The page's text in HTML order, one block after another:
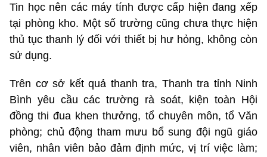
Tin học nên các máy tính được cấp hiện đang xếp
tại phòng kho. Một số trường cũng chưa thực hiện
thủ tục thanh lý đối với thiết bị hư hỏng, không còn
sử dụng.
Trên cơ sở kết quả thanh tra, Thanh tra tỉnh Ninh
Bình yêu cầu các trường rà soát, kiện toàn Hội
đồng thi đua khen thưởng, tổ chuyên môn, tổ Văn
phòng; chủ động tham mưu bổ sung đội ngũ giáo
viên, nhân viên bảo đảm định mức, vị trí việc làm;